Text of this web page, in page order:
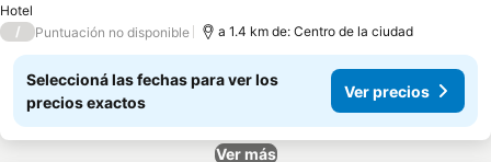
Hotel
/ Puntuación no disponible a 1.4 km de: Centro de la ciudad
Seleccioná las fechas para ver los
precios exactos
Ver precios
Ver más